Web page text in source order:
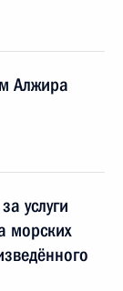
Алжира
услуги
морских